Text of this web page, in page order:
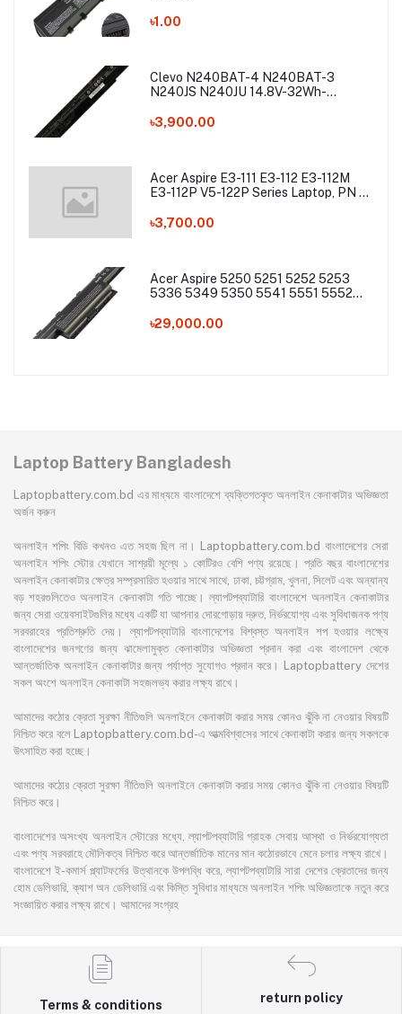
৳1.00
Clevo N240BAT-4 N240BAT-3
N240JS N240JU 14.8V-32Wh-
৳3,900.00
Acer Aspire E3-111 E3-112 E3-112M
E3-112P V5-122P Series Laptop, PN -
৳3,700.00
Acer Aspire 5250 5251 5252 5253
5336 5349 5350 5541 5551 5552
5745 5749 5750 5755 5760 7251
৳29,000.00
Laptop Battery Bangladesh
Laptopbattery.com.bd এর মাধ্যমে বাংলাদেশে ব্যক্তিগতকৃত অনলাইন কেনাকাটার অভিজ্ঞতা
অর্জন করুন
অনলাইন শপিং বিডি কখনও এত সহজ ছিল না। Laptopbattery.com.bd বাংলাদেশের সেরা
অনলাইন শপিং স্টোর যেখানে সাশ্রয়ী মূল্যে ১ কোটিরও বেশি পণ্য রয়েছে। প্রতি বছর বাংলাদেশের
অনলাইন কেনাকাটার ক্ষেত্র সম্প্রসারিত হওয়ার সাথে সাথে, ঢাকা, চট্টগ্রাম, খুলনা, সিলেট এবং অন্যান্য
বড় শহরগুলিতেও অনলাইন কেনাকাটা গতি পাচ্ছে। ল্যাপটপব্যাটারি বাংলাদেশে অনলাইন কেনাকাটার
জন্য সেরা ওয়েবসাইটগুলির মধ্যে একটি যা আপনার দোরগোড়ায় দ্রুত, নির্ভরযোগ্য এবং সুবিধাজনক পণ্য
সরবরাহের প্রতিশ্রুতি দেয়। ল্যাপটপব্যাটারি বাংলাদেশের বিশ্বস্ত অনলাইন শপ হওয়ার লক্ষ্যে
বাংলাদেশের জনগণের জন্য ঝামেলামুক্ত কেনাকাটার অভিজ্ঞতা প্রদান করা এবং বাংলাদেশ থেকে
আন্তর্জাতিক অনলাইন কেনাকাটার জন্য পর্যাপ্ত সুযোগও প্রদান করে। Laptopbattery দেশের
সকল অংশে অনলাইন কেনাকাটা সহজলভ্য করার লক্ষ্য রাখে।
আমাদের কঠোর ক্রেতা সুরক্ষা নীতিগুলি অনলাইনে কেনাকাটা করার সময় কোনও ঝুঁকি না নেওয়ার বিষয়টি
নিশ্চিত করে বলে Laptopbattery.com.bd-এ আত্মবিশ্বাসের সাথে কেনাকাটা করার জন্য সকলকে
উৎসাহিত করা হচ্ছে।
আমাদের কঠোর ক্রেতা সুরক্ষা নীতিগুলি অনলাইনে কেনাকাটা করার সময় কোনও ঝুঁকি না নেওয়ার বিষয়টি
নিশ্চিত করে।
বাংলাদেশের অসংখ্য অনলাইন স্টোরের মধ্যে, ল্যাপটপব্যাটারি গ্রাহক সেবায় আস্থা ও নির্ভরযোগ্যতা
এবং পণ্য সরবরাহে মৌলিকত্ব নিশ্চিত করে আন্তর্জাতিক মানের মান কঠোরভাবে মেনে চলার লক্ষ্য রাখে।
বাংলাদেশে ই-কমার্স প্ল্যাটফর্মের উত্থানকে উপলব্ধি করে, ল্যাপটপব্যাটারি সারা দেশের ক্রেতাদের জন্য
হোম ডেলিভারি, ক্যাশ অন ডেলিভারি এবং কিস্তি সুবিধার মাধ্যমে অনলাইন শপিং অভিজ্ঞতাকে নতুন করে
সংজ্ঞায়িত করার লক্ষ্য রাখে। আমাদের সংগ্রহ
Terms & conditions
return policy